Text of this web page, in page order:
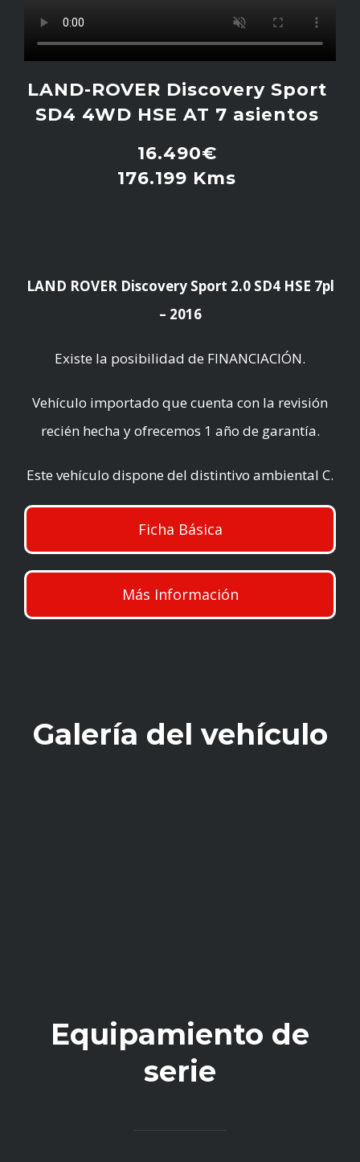
LAND-ROVER Discovery Sport
SD4 4WD HSE AT 7 asientos
16.490€
176.199 Kms
LAND ROVER Discovery Sport 2.0 SD4 HSE 7pl
– 2016
Existe la posibilidad de FINANCIACIÓN.
Vehículo importado que cuenta con la revisión
recién hecha y ofrecemos 1 año de garantía.
Este vehículo dispone del distintivo ambiental C.
Ficha Básica
Más Información
Galería del vehículo
Equipamiento de
serie